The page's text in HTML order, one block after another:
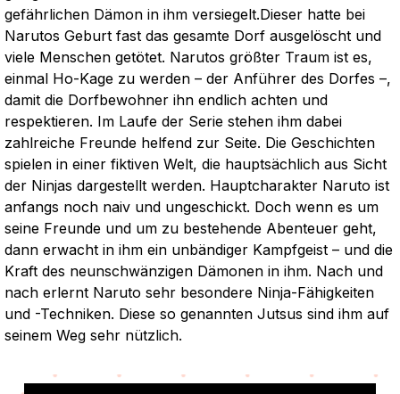
gefährlichen Dämon in ihm versiegelt.Dieser hatte bei
Narutos Geburt fast das gesamte Dorf ausgelöscht und
viele Menschen getötet. Narutos größter Traum ist es,
einmal Ho-Kage zu werden – der Anführer des Dorfes –,
damit die Dorfbewohner ihn endlich achten und
respektieren. Im Laufe der Serie stehen ihm dabei
zahlreiche Freunde helfend zur Seite. Die Geschichten
spielen in einer fiktiven Welt, die hauptsächlich aus Sicht
der Ninjas dargestellt werden. Hauptcharakter Naruto ist
anfangs noch naiv und ungeschickt. Doch wenn es um
seine Freunde und um zu bestehende Abenteuer geht,
dann erwacht in ihm ein unbändiger Kampfgeist – und die
Kraft des neunschwänzigen Dämonen in ihm. Nach und
nach erlernt Naruto sehr besondere Ninja-Fähigkeiten
und -Techniken. Diese so genannten Jutsus sind ihm auf
seinem Weg sehr nützlich.